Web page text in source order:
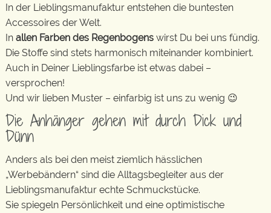
In der Lieblingsmanufaktur entstehen die buntesten
Accessoires der Welt.
In allen Farben des Regenbogens wirst Du bei uns fündig.
Die Stoffe sind stets harmonisch miteinander kombiniert.
Auch in Deiner Lieblingsfarbe ist etwas dabei –
versprochen!
Und wir lieben Muster – einfarbig ist uns zu wenig 😉
Die Anhänger gehen mit durch Dick und
Dünn
Anders als bei den meist ziemlich hässlichen
„Werbebändern“ sind die Alltagsbegleiter aus der
Lieblingsmanufaktur echte Schmuckstücke.
Sie spiegeln Persönlichkeit und eine optimistische